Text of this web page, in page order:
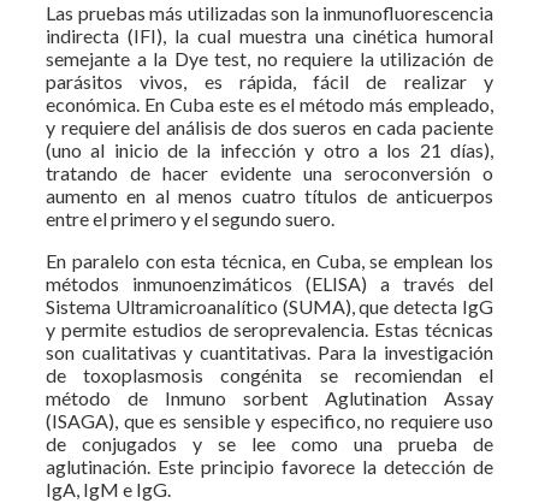
Las pruebas más utilizadas son la inmunofluorescencia
indirecta (IFI), la cual muestra una cinética humoral
semejante a la Dye test, no requiere la utilización de
parásitos vivos, es rápida, fácil de realizar y
económica. En Cuba este es el método más empleado,
y requiere del análisis de dos sueros en cada paciente
(uno al inicio de la infección y otro a los 21 días),
tratando de hacer evidente una seroconversión o
aumento en al menos cuatro títulos de anticuerpos
entre el primero y el segundo suero.
En paralelo con esta técnica, en Cuba, se emplean los
métodos inmunoenzimáticos (ELISA) a través del
Sistema Ultramicroanalítico (SUMA), que detecta IgG
y permite estudios de seroprevalencia. Estas técnicas
son cualitativas y cuantitativas. Para la investigación
de toxoplasmosis congénita se recomiendan el
método de Inmuno sorbent Aglutination Assay
(ISAGA), que es sensible y especifico, no requiere uso
de conjugados y se lee como una prueba de
aglutinación. Este principio favorece la detección de
IgA, IgM e IgG.